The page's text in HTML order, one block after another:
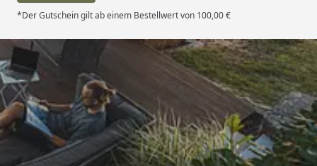
*Der Gutschein gilt ab einem Bestellwert von 100,00 €
Trusted Shops
4,81/ 5